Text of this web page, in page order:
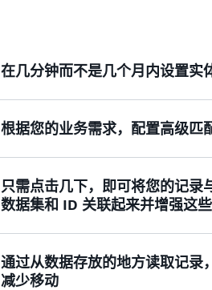
在几分钟而不是几个月内设置实
相关记录。
根据您的业务需求，配置高级匹
根据您的业务需求，使用灵活、易
术，优化记录匹配。 通过基于规则
只需点击几下，即可将您的记录
数据集和 ID 关联起来并增强这
接起来并增强这些记录，从而更好
通过从数据存放的地方读取记录
减少移动